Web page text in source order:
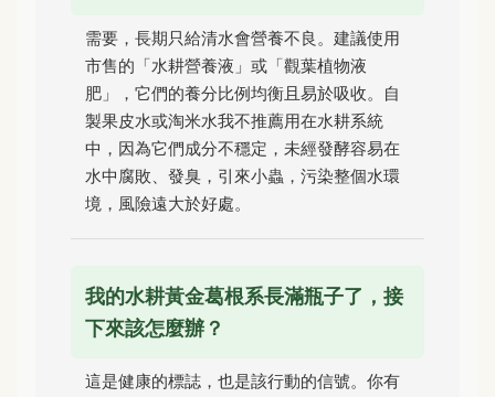
需要，長期只給清水會營養不良。建議使用
市售的「水耕營養液」或「觀葉植物液
肥」，它們的養分比例均衡且易於吸收。自
製果皮水或淘米水我不推薦用在水耕系統
中，因為它們成分不穩定，未經發酵容易在
水中腐敗、發臭，引來小蟲，污染整個水環
境，風險遠大於好處。
我的水耕黃金葛根系長滿瓶子了，接
下來該怎麼辦？
這是健康的標誌，也是該行動的信號。你有